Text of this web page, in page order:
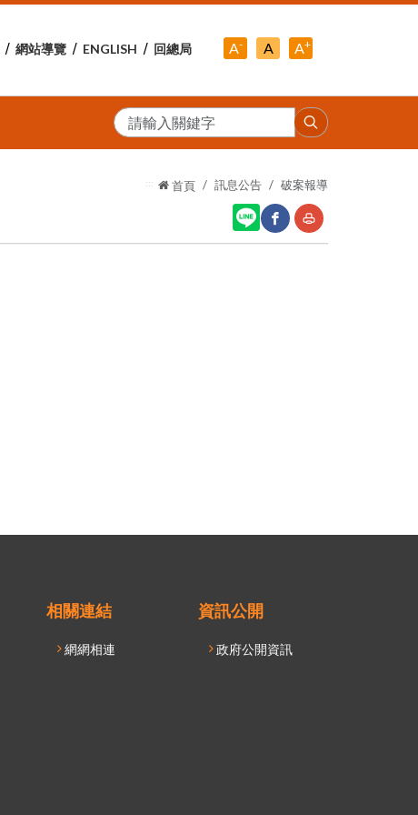
網站導覽 ENGLISH 回總局 A-
級
A中
A+
級
搜
尋
::: 首頁 訊息公告 破案報導
相關連結
網網相連
資訊公開
政府公開資訊